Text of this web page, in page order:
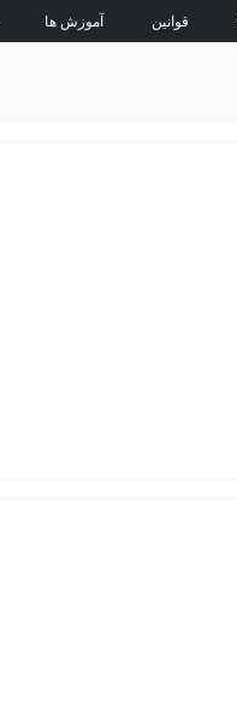
قوانین آموزش ها